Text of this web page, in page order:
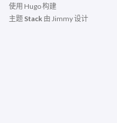
使用 Hugo构建
主题 Stack 由 Jimmy设计